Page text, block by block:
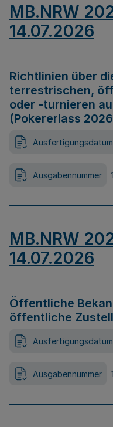
MB.NRW
14.07.2026
Richtlinien über
terrestrischen,
oder -turnieren
(Pokererlass
Ausfertigungsdatum
Ausgabennummer
MB.NRW
14.07.2026
Öffentliche
öffentliche
Ausfertigungsdatum
Ausgabennummer